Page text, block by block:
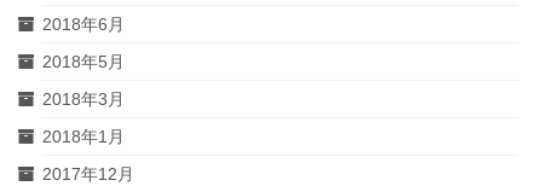
2018年6月
2018年5月
2018年3月
2018年1月
2017年12月